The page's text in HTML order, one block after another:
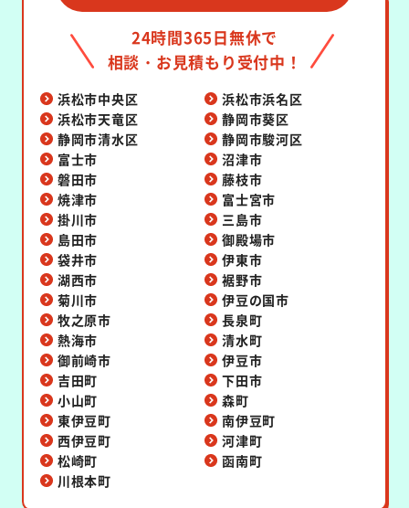
24時間365日無休で
相談・お見積もり受付中！
浜松市中央区
浜松市浜名区
浜松市天竜区
静岡市葵区
静岡市清水区
静岡市駿河区
富士市
沼津市
磐田市
藤枝市
焼津市
富士宮市
掛川市
三島市
島田市
御殿場市
袋井市
伊東市
湖西市
裾野市
菊川市
伊豆の国市
牧之原市
長泉町
熱海市
清水町
御前崎市
伊豆市
吉田町
下田市
小山町
森町
東伊豆町
南伊豆町
西伊豆町
河津町
松崎町
函南町
川根本町